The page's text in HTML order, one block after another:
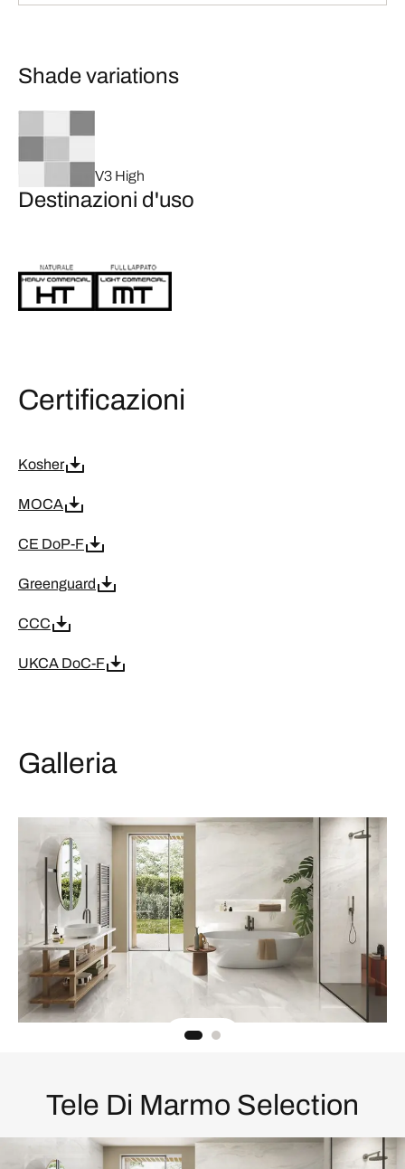
Shade variations
V3 High
Destinazioni d'uso
Certificazioni
Kosher
MOCA
CE DoP-F
Greenguard
CCC
UKCA DoC-F
Galleria
Tele Di Marmo Selection